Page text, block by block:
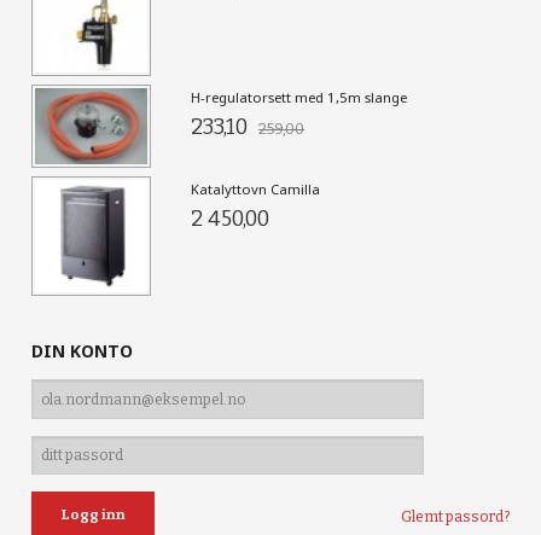
H-regulatorsett med 1,5m slange
233,10 259,00
Katalyttovn Camilla
2 450,00
DIN KONTO
Glemt passord?